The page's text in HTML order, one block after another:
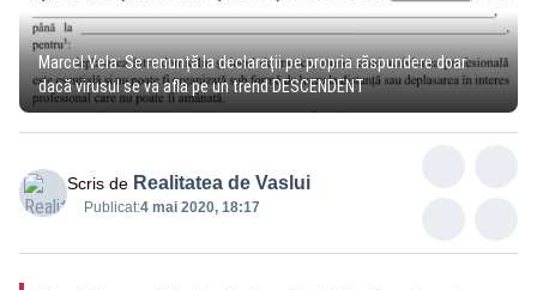
Marcel Vela: Se renunță la declarații pe propria răspundere doar
dacă virusul se va afla pe un trend DESCENDENT
Scris de Realitatea de Vaslui
Publicat:4 mai 2020, 18:17